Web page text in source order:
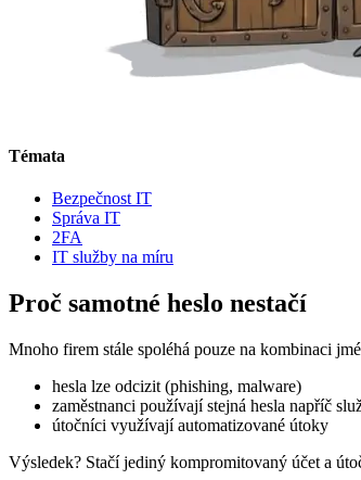
Témata
Bezpečnost IT
Správa IT
2FA
IT služby na míru
Proč samotné heslo nestačí
Mnoho firem stále spoléhá pouze na kombinaci
hesla lze odcizit (phishing, malware)
zaměstnanci používají stejná hesla napříč
útočníci využívají automatizované útoky
Výsledek? Stačí jediný kompromitovaný účet a